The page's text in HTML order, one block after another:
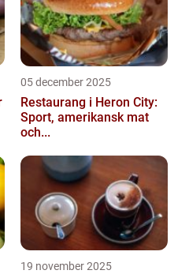
05 december 2025
Restaurang i Heron City:
Sport, amerikansk mat
och...
19 november 2025